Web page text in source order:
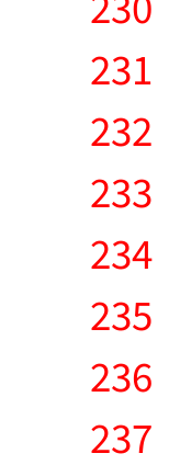
231
232
233
234
235
236
237